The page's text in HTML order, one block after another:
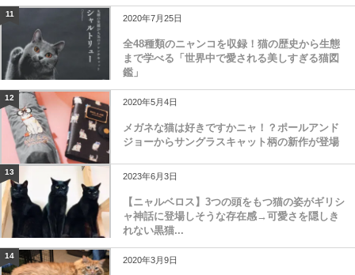
11 2020年7月25日
全48種類のニャンコを収録！猫の歴史から生態
まで学べる「世界中で愛される美しすぎる猫図
鑑」
12 2020年5月4日
メガネな猫は好きですかニャ！？ポールアンド
ジョーからサングラスキャット柄の新作が登場
13 2023年6月3日
【ニャルベロス】3つの頭をもつ猫の姿がギリシ
ャ神話に登場しそうな存在感→可愛さを隠しき
れない黒猫...
14 2020年3月9日